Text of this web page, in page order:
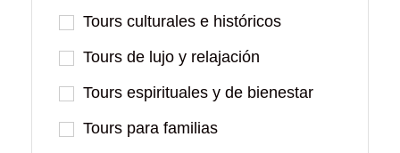
Tours culturales e históricos
Tours de lujo y relajación
Tours espirituales y de bienestar
Tours para familias